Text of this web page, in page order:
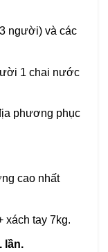
người) và các
1 chai nước
phương phục
cao nhất
xách tay 7kg.
lần.